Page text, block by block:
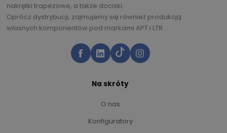
nakrętki trapezowe, a także dociski.
Oprócz dystrybucji, zajmujemy się również produkcją
własnych komponentów pod markami APT i LTR.
Na skróty
O nas
Konfiguratory